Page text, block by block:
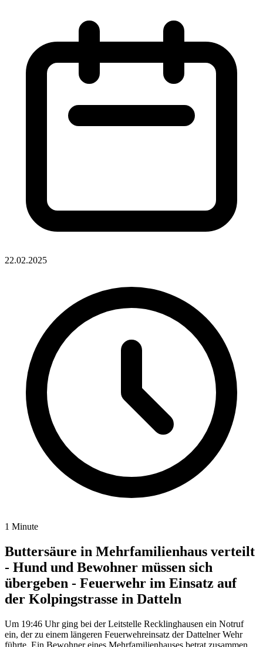
22.02.2025
1 Minute
Buttersäure in Mehrfamilienhaus verteilt
- Hund und Bewohner müssen sich
übergeben - Feuerwehr im Einsatz auf
der Kolpingstrasse in Datteln
Um 19:46 Uhr ging bei der Leitstelle Recklinghausen ein Notruf
ein, der zu einem längeren Feuerwehreinsatz der Dattelner Wehr
führte. Ein Bewohner eines Mehrfamilienhauses betrat zusammen